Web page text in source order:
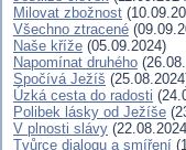
Milovat zbožnost
Všechno ztracené
Naše kříže (05.09.2024)
Napomínat druhého
Spočívá Ježíš
Úzká cesta do radosti
Polibek lásky od Ježíše
V plnosti slávy
Tvůrce dialogu a smíření